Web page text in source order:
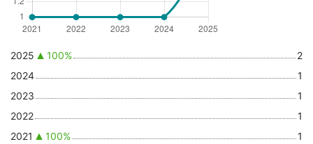
2025 100%
2
2024
1
2023
1
2022
1
2021
100% 1